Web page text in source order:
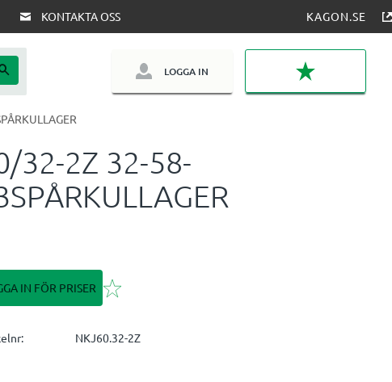
KONTAKTA OSS KAGON.SE
LOGGA IN
32-2Z 32-58-
IN FÖR PRISER Lägg till i favoriter
NKJ60.32-2Z